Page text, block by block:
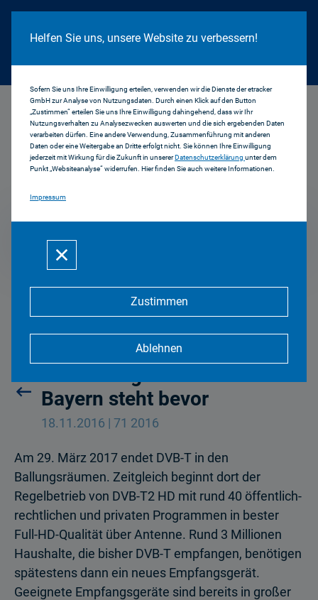
Cookie Hinweis
Helfen Sie uns, unsere Website zu verbessern!
Sofern Sie uns Ihre Einwilligung erteilen, verwenden wir die Dienste der etracker
GmbH zur Analyse von Nutzungsdaten. Durch einen Klick auf den Button
„Zustimmen“ erteilen Sie uns Ihre Einwilligung dahingehend, dass wir Ihr
Nutzungsverhalten zu Analysezwecken auswerten und die sich ergebenden Daten
verarbeiten dürfen. Eine andere Verwendung, Zusammenführung mit anderen
Daten oder eine Weitergabe an Dritte erfolgt nicht. Sie können Ihre Einwilligung
jederzeit mit Wirkung für die Zukunft in unsererDatenschutzerklärung unter dem
Punkt „Websiteanalyse“ widerrufen. Hier finden Sie auch weitere Informationen.
Impressum
Zustimmen
Ablehnen
2016
Pressemitteilungen
Bayern steht bevor
18.11.2016 | 71 2016
Am 29. März 2017 endet DVB-T in den
Ballungsräumen. Zeitgleich beginnt dort der
Regelbetrieb von DVB-T2 HD mit rund 40 öffentlich-
rechtlichen und privaten Programmen in bester
Full-HD-Qualität über Antenne. Rund 3 Millionen
Haushalte, die bisher DVB-T empfangen, benötigen
spätestens dann ein neues Empfangsgerät.
Geeignete Empfangsgeräte sind bereits in großer